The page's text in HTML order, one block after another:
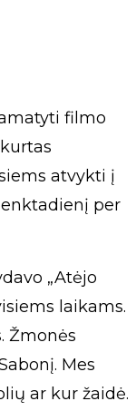
filmo
atvykti į
per
„Atėjo
laikams.
Žmonės
Mes
ar kur žaidė.